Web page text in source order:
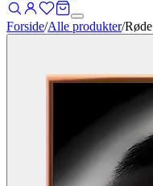
Forside/Alle produkter/